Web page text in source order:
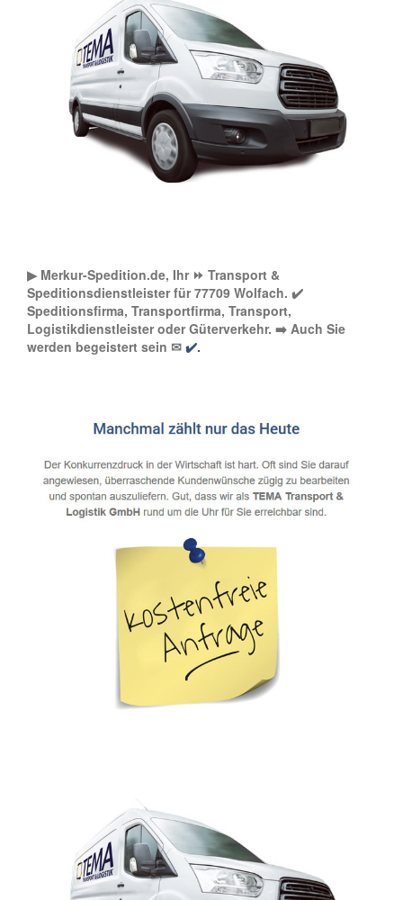
▶︎ Merkur-Spedition.de, Ihr ⏩ Transport &
Speditionsdienstleister für 77709 Wolfach. ✔️
Speditionsfirma, Transportfirma, Transport,
Logistikdienstleister oder Güterverkehr. ➡️ Auch Sie
werden begeistert sein ✉ ✔️.